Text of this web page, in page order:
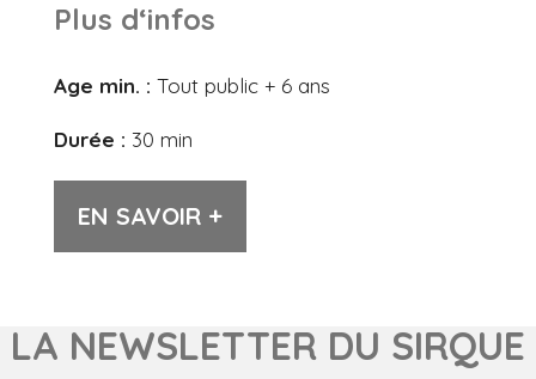
Plus d‘infos
Age min. : Tout public + 6 ans
Durée : 30 min
EN SAVOIR +
LA NEWSLETTER DU SIRQUE